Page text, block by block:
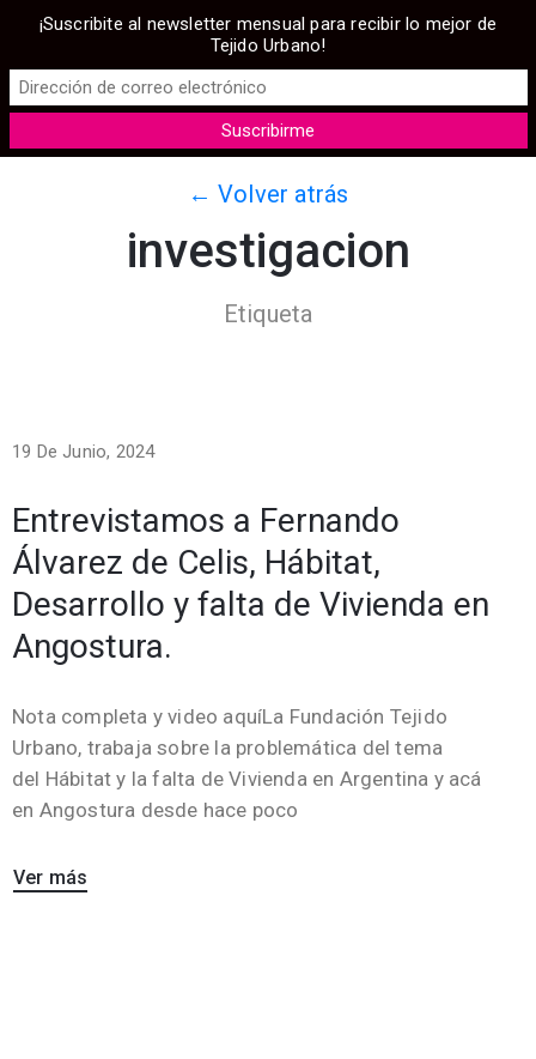
← Volver atrás
investigacion
Etiqueta
19 De Junio, 2024
Entrevistamos a Fernando
Álvarez de Celis, Hábitat,
Desarrollo y falta de Vivienda en
Angostura.
Nota completa y video aquíLa Fundación Tejido
Urbano, trabaja sobre la problemática del tema
del Hábitat y la falta de Vivienda en Argentina y acá
en Angostura desde hace poco
Ver más
¡Suscribite al newsletter mensual para recibir lo mejor de
Tejido Urbano!